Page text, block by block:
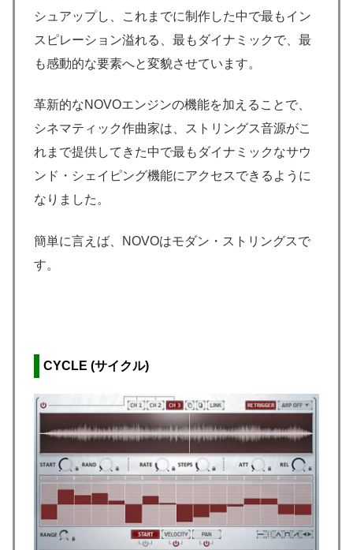
シュアップし、これまでに制作した中で最もイン
スピレーション溢れる、最もダイナミックで、最
も感動的な要素へと変貌させています。
革新的なNOVOエンジンの機能を加えることで、
シネマティック作曲家は、ストリングス音源がこ
れまで提供してきた中で最もダイナミックなサウ
ンド・シェイピング機能にアクセスできるように
なりました。
簡単に言えば、NOVOはモダン・ストリングスで
す。
CYCLE (サイクル)